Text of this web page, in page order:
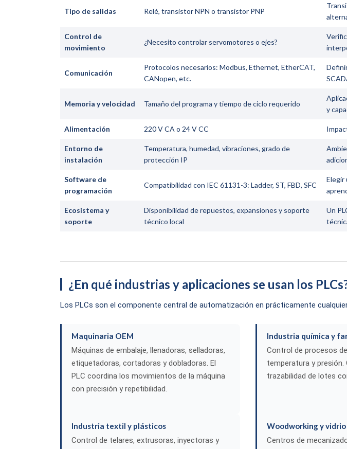
Tipo de salidas Relé, transistor NPN o transistor PNP
Control de
movimiento
¿Necesito controlar servomotores o ejes?
Comunicación
Protocolos necesarios: Modbus, Ethernet, EtherCAT,
CANopen, etc.
Memoria y velocidad Tamaño del programa y tiempo de ciclo requerido
y
Alimentación 220 V CA o 24 V CC
Entorno de
instalación
Temperatura, humedad, vibraciones, grado de
protección IP
Software de
programación
Compatibilidad con IEC 61131-3: Ladder, ST, FBD, SFC
Elegir
Ecosistema y
soporte
Disponibilidad de repuestos, expansiones y soporte
técnico local
Un
¿En qué industrias y aplicaciones se usan los
Los PLCs son el componente central de automatización en prácticamente
Maquinaria OEM
Máquinas de embalaje, llenadoras, selladoras,
etiquetadoras, cortadoras y dobladoras. El
PLC coordina los movimientos de la máquina
con precisión y repetibilidad.
Industria química y
Control de procesos
temperatura y
trazabilidad de lotes
Industria textil y plásticos
Control de telares, extrusoras, inyectoras y
Woodworking y vidrio
Centros de